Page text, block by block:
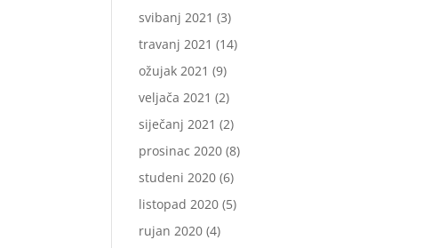
svibanj 2021 (3)
travanj 2021 (14)
ožujak 2021 (9)
veljača 2021 (2)
siječanj 2021 (2)
prosinac 2020 (8)
studeni 2020 (6)
listopad 2020 (5)
rujan 2020 (4)